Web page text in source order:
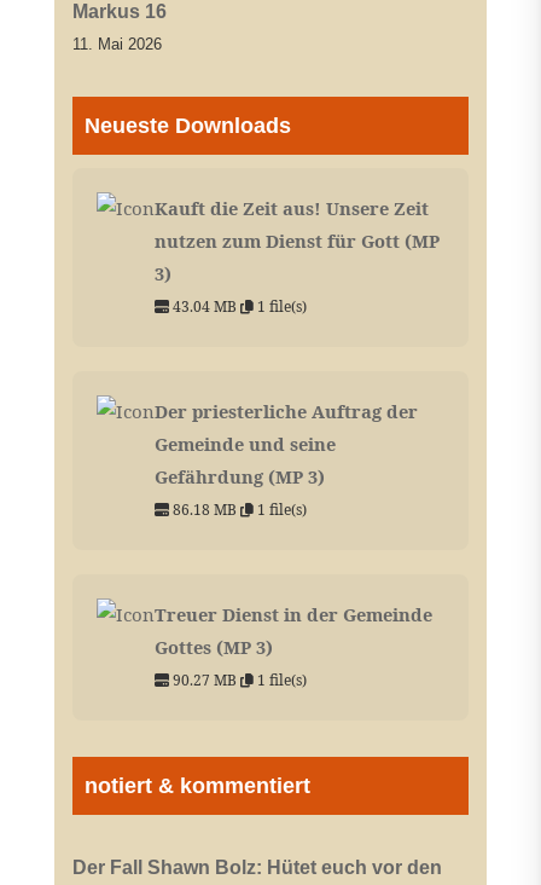
Markus 16
11. Mai 2026
Neueste Downloads
Kauft die Zeit aus! Unsere Zeit
nutzen zum Dienst für Gott (MP
3)
43.04 MB 1 file(s)
Der priesterliche Auftrag der
Gemeinde und seine
Gefährdung (MP 3)
86.18 MB 1 file(s)
Treuer Dienst in der Gemeinde
Gottes (MP 3)
90.27 MB 1 file(s)
notiert & kommentiert
Der Fall Shawn Bolz: Hütet euch vor den